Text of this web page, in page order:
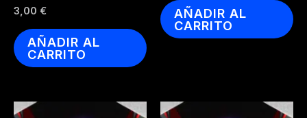
3,00 €
AÑADIR AL
CARRITO
AÑADIR AL
CARRITO